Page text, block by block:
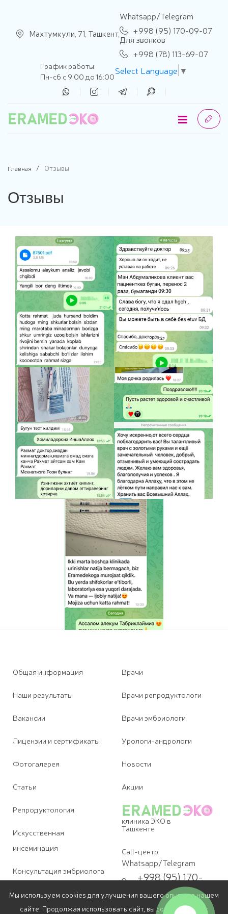
Махтумкули, 71, Ташкент,
Whatsapp/Telegram
+998 (95) 170-09-07
Для звонков
+998 (78) 113-69-07
График работы:
Пн-сб с 9:00 до 16:00
Select Language ▼
Главная Отзывы
Отзывы
Общая информация
Наши результаты
Вакансии
Лицензии и сертификаты
Фотогалерея
Статьи
Репродуктология
Искусственная
инсеминация
Консультация эмбриолога
Диагностика бесплодия
Врачи
Врачи репродуктологи
Врачи эмбриологи
Урологи-андрологи
Новости
Акции
клиника ЭКО в
Ташкенте
Call-центр
Whatsapp/Telegram
+998 (95) 170-
Для звонков
+998 (78) 113-
Мы используем cookies для улучшения вашего опыта на нашем
сайте. Продолжая использовать сайт, вы соглашаетесь с